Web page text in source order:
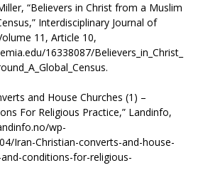
“Believers in Christ from a Muslim
Interdisciplinary Journal of
11, Article 10,
16338087/Believers_in_Christ_
and House Churches (1) –
For Religious Practice,” Landinfo,
wp-
Iran-Christian-converts-and-house-
conditions-for-religious-